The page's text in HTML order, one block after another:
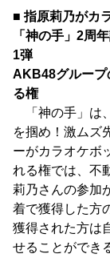
■ 指原莉乃がカ
「神の手」2周
1弾
AKB48グループ
る権
「神の手」は
を掴め！激ムズ
ーがカラオケボ
れる権では、不
莉乃さんの参加
着で獲得した方
獲得された方は
せることができ